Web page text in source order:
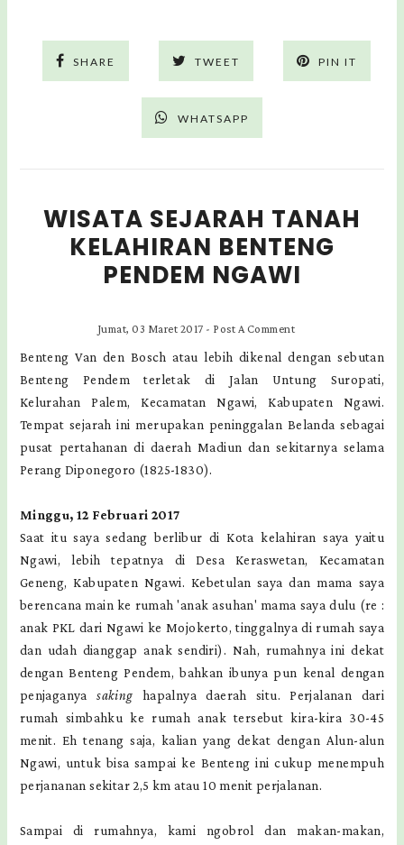
SHARE TWEET PIN IT
WHATSAPP
WISATA SEJARAH TANAH
KELAHIRAN BENTENG
PENDEM NGAWI
Jumat, 03 Maret 2017 - Post A Comment
Benteng Van den Bosch atau lebih dikenal dengan sebutan
Benteng Pendem terletak di Jalan Untung Suropati,
Kelurahan Palem, Kecamatan Ngawi, Kabupaten Ngawi.
Tempat sejarah ini merupakan peninggalan Belanda sebagai
pusat pertahanan di daerah Madiun dan sekitarnya selama
Perang Diponegoro (1825-1830).
Minggu, 12 Februari 2017
Saat itu saya sedang berlibur di Kota kelahiran saya yaitu
Ngawi, lebih tepatnya di Desa Keraswetan, Kecamatan
Geneng, Kabupaten Ngawi. Kebetulan saya dan mama saya
berencana main ke rumah 'anak asuhan' mama saya dulu (re :
anak PKL dari Ngawi ke Mojokerto, tinggalnya di rumah saya
dan udah dianggap anak sendiri). Nah, rumahnya ini dekat
dengan Benteng Pendem, bahkan ibunya pun kenal dengan
penjaganyasaking hapalnya daerah situ. Perjalanan dari
rumah simbahku ke rumah anak tersebut kira-kira 30-45
menit. Eh tenang saja, kalian yang dekat dengan Alun-alun
Ngawi, untuk bisa sampai ke Benteng ini cukup menempuh
perjananan sekitar 2,5 km atau 10 menit perjalanan.
Sampai di rumahnya, kami ngobrol dan makan-makan,